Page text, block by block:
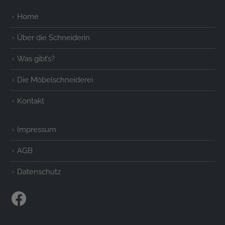
Home
Über die Schneiderin
Was gibt’s?
Die Möbelschneiderei
Kontakt
Impressum
AGB
Datenschutz
Facebook